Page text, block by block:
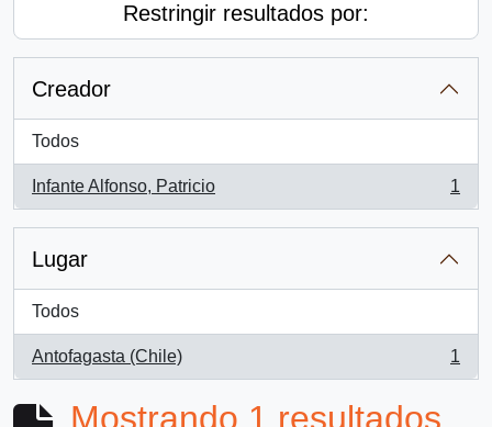
Restringir resultados por:
Creador
Todos
Infante Alfonso, Patricio
, 1 resultados
1
Lugar
Todos
Antofagasta (Chile)
, 1 resultados
1
Mostrando 1 resultados